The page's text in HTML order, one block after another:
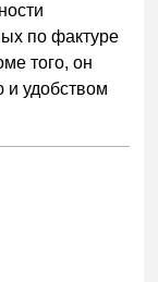
по фактуре
того, он
и удобством